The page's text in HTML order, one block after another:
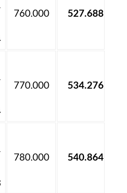
760.000 527.688
770.000 534.276
780.000 540.864